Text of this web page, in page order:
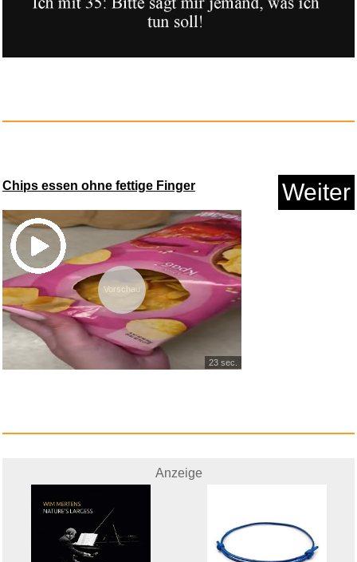
Les vacances de poly, saison 2...
Chips essen ohne fettige Finger Weiter
Vorschau
23 sec.
Anzeige